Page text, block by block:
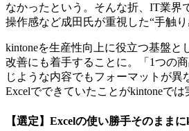
なかったという。そんな折、IT業界
操作感など成田氏が重視した“手触り
kintoneを生産性向上に役立つ基盤
改善にも着手することに。「1つの
じような内容でもフォーマットが
Excelでできていたことがkintoneで
【選定】Excelの使い勝手そのまま